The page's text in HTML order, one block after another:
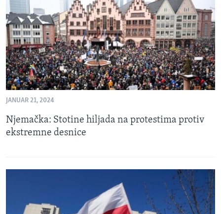
MAGAZIN
O GLASU AMERIKE
Learning English
PRATITE NAS
Jezici
JANUAR 21, 2024
Njemačka: Stotine hiljada na protestima protiv
ekstremne desnice